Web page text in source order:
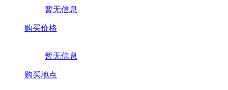
暂无信息
购买价格
暂无信息
购买地点